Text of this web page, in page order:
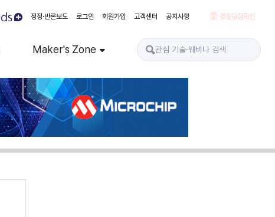
정정·반론보도 로그인 회원가입 고객센터 공지사항 경품당첨확인
Maker's Zone